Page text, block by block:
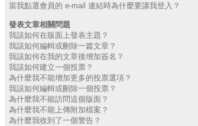
當我點選會員的 e-mail 連結時為什麼要讓我登入？
發表文章相關問題
我該如何在版面上發表主題？
我該如何編輯或刪除一篇文章？
我該如何在我的文章後增加簽名？
我該如何建立一個投票？
為什麼我不能增加更多的投票選項？
我該如何編輯或刪除一個投票？
為什麼我不能訪問這個版面？
為什麼我不能上傳附加檔案？
為什麼我收到了一個警告？